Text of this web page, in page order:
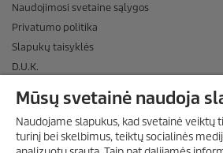
Naudojimosi svetaine sąlygos
Privatumo politika
Slapukų taisyklės
D.U.K.
APMOKĖJIMO BŪDAI
PRISTATYMAS
SOCIALINĖ MEDIJA
Mūsų svetainė naudoja
Naudojame slapukus, kad svetainė veiktų
turinį bei skelbimus, teiktų socialinės